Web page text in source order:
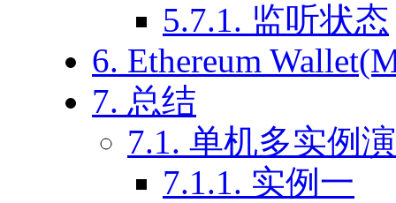
5.7.1. 监听状态
6. Ethereum
7. 总结
7.1. 单机多实例
7.1.1. 实例一